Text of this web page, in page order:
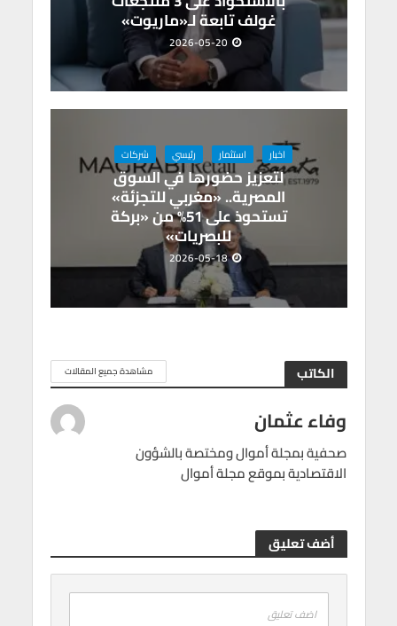
غولف تابعة لـ«ماريوت»
2026-05-20
اخبار استثمار رئيسي شركات
لتعزيز حضورها في السوق
المصرية.. «مغربي للتجزئة»
تستحوذ على 51% من «بركة
للبصريات»
2026-05-18
الكاتب مشاهدة جميع المقالات
وفاء عثمان
صحفية بمجلة أموال ومختصة بالشؤون
الاقتصادية بموقع مجلة أموال
أضف تعليق
اضف تعليق